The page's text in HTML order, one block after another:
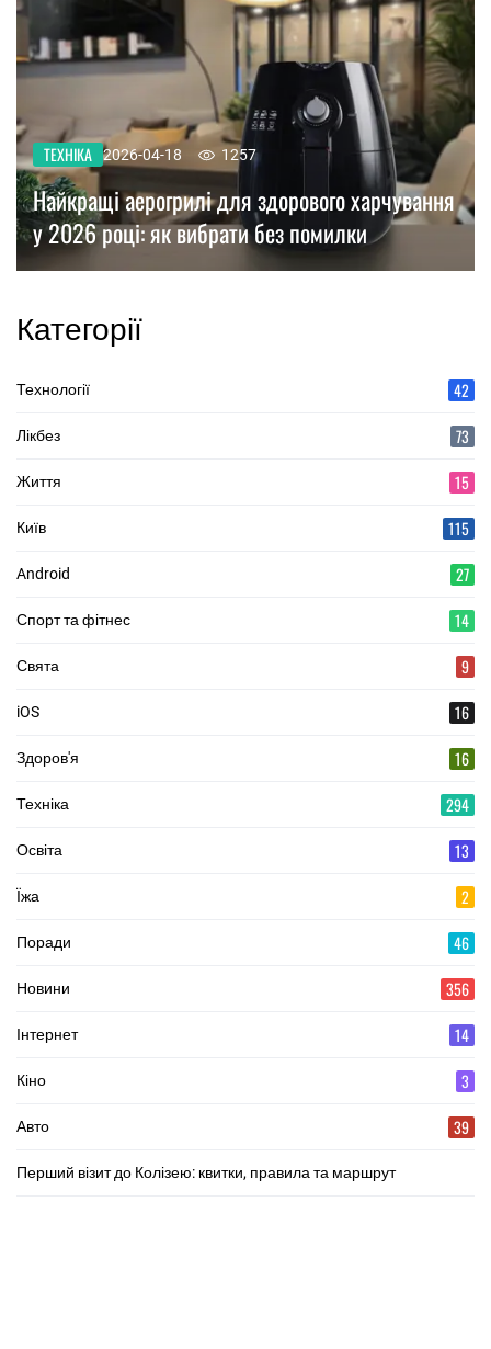
ТЕХНІКА 2026-04-18 1257
Найкращі аерогрилі для здорового харчування
у 2026 році: як вибрати без помилки
Категорії
Технології 42
Лікбез 73
Життя 15
Київ 115
Android 27
Спорт та фітнес 14
Свята 9
iOS 16
Здоров'я 16
Техніка 294
Освіта 13
Їжа 2
Поради 46
Новини 356
Інтернет 14
Кіно 3
Авто 39
Перший візит до Колізею: квитки, правила та маршрут